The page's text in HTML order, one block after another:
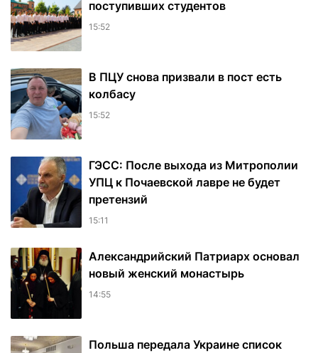
поступивших студентов
15:52
В ПЦУ снова призвали в пост есть
колбасу
15:52
ГЭСС: После выхода из Митрополии
УПЦ к Почаевской лавре не будет
претензий
15:11
Александрийский Патриарх основал
новый женский монастырь
14:55
Польша передала Украине список